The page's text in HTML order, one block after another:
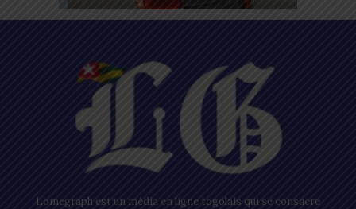
Lomegraph est un média en ligne togolais qui se consacre